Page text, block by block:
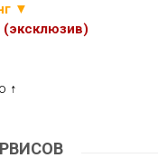
▼
(эксклюзив)
↑